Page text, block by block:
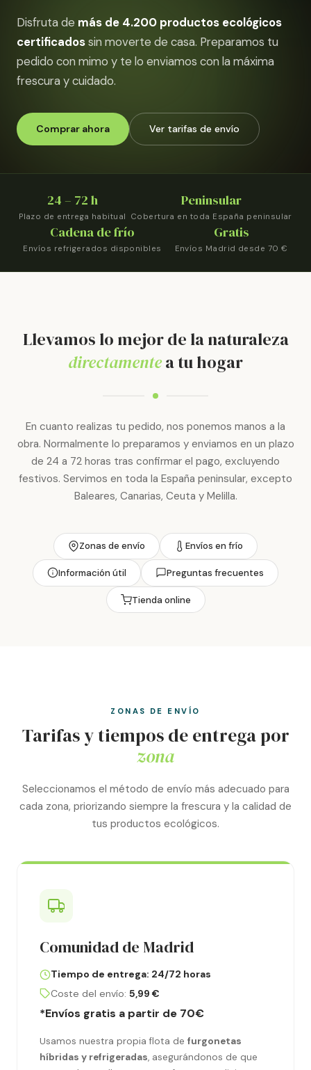
Disfruta de más de 4.200 productos ecológicos
certificadossin moverte de casa. Preparamos tu
pedido con mimo y te lo enviamos con la máxima
frescura y cuidado.
Comprar ahora Ver tarifas de envío
24 – 72 h
Plazo de entrega habitual
Peninsular
Cobertura en toda España peninsular
Cadena de frío
Envíos refrigerados disponibles
Gratis
Envíos Madrid desde 70 €
Llevamos lo mejor de la naturaleza
directamentea tu hogar
En cuanto realizas tu pedido, nos ponemos manos a la
obra. Normalmente lo preparamos y enviamos en un plazo
de 24 a 72 horas tras confirmar el pago, excluyendo
festivos. Servimos en toda la España peninsular, excepto
Baleares, Canarias, Ceuta y Melilla.
Zonas de envío Envíos en frío
Información útil Preguntas frecuentes
Tienda online
ZONAS DE ENVÍO
Tarifas y tiempos de entrega por
zona
Seleccionamos el método de envío más adecuado para
cada zona, priorizando siempre la frescura y la calidad de
tus productos ecológicos.
Comunidad de Madrid
Tiempo de entrega: 24/72 horas
Coste del envío: 5,99 €
*Envíos gratis a partir de 70€
Usamos nuestra propia flota de furgonetas
híbridas y refrigeradas, asegurándonos de que